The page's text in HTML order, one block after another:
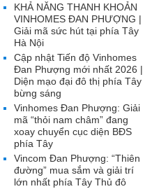
KHẢ NĂNG THANH KHOẢN
VINHOMES ĐAN PHƯỢNG |
Giải mã sức hút tại phía Tây
Hà Nội
Cập nhật Tiến độ Vinhomes
Đan Phượng mới nhất 2026 |
Diện mạo đại đô thị phía Tây
bừng sáng
Vinhomes Đan Phượng: Giải
mã “thỏi nam châm” đang
xoay chuyển cục diện BĐS
phía Tây
Vincom Đan Phượng: “Thiên
đường” mua sắm và giải trí
lớn nhất phía Tây Thủ đô